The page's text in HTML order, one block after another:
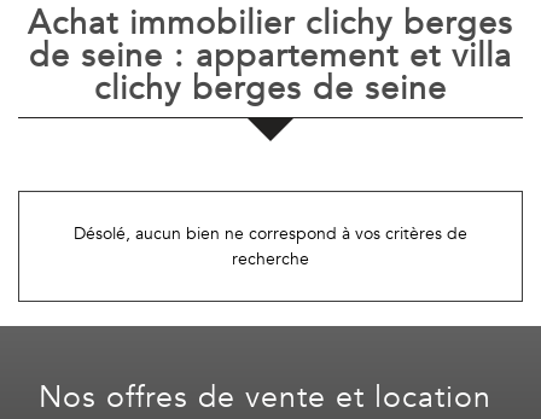
Achat immobilier clichy berges
de seine : appartement et villa
clichy berges de seine
Désolé, aucun bien ne correspond à vos critères de
recherche
Nos offres de vente et location